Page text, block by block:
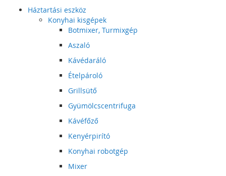
Háztartási eszköz
Konyhai kisgépek
Botmixer, Turmixgép
Aszaló
Kávédaráló
Ételpároló
Grillsütő
Gyümölcscentrifuga
Kávéfőző
Kenyérpirító
Konyhai robotgép
Mixer